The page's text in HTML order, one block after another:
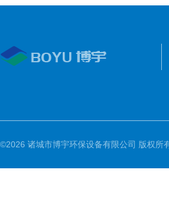
©2026 诸城市博宇环保设备有限公司 版权所